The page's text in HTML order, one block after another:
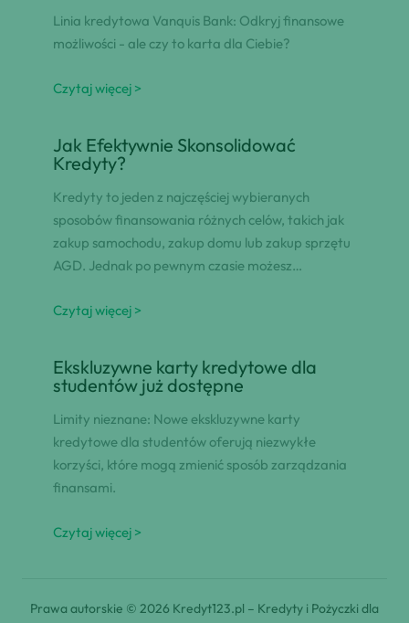
Linia kredytowa Vanquis Bank: Odkryj finansowe
możliwości - ale czy to karta dla Ciebie?
Czytaj więcej >
Jak Efektywnie Skonsolidować
Kredyty?
Kredyty to jeden z najczęściej wybieranych
sposobów finansowania różnych celów, takich jak
zakup samochodu, zakup domu lub zakup sprzętu
AGD. Jednak po pewnym czasie możesz…
Czytaj więcej >
Ekskluzywne karty kredytowe dla
studentów już dostępne
Limity nieznane: Nowe ekskluzywne karty
kredytowe dla studentów oferują niezwykłe
korzyści, które mogą zmienić sposób zarządzania
finansami.
Czytaj więcej >
Prawa autorskie © 2026 Kredyt123.pl – Kredyty i Pożyczki dla